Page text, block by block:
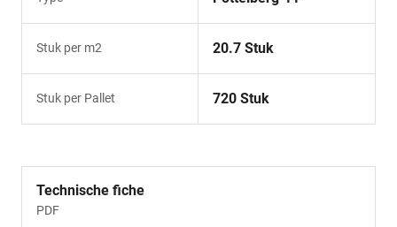
Stuk per m2 20.7 Stuk
Stuk per Pallet 720 Stuk
Technische fiche
PDF